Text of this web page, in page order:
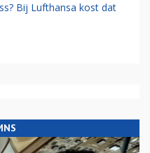
Bij Lufthansa kost dat